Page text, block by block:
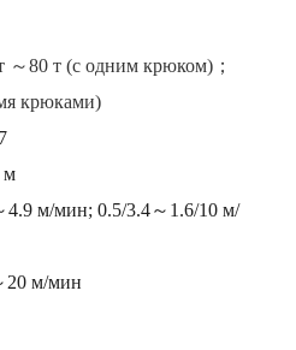
～80 т (с одним крюком)；
крюками)
м
4.9 м/мин; 0.5/3.4～1.6/10 м/
20 м/мин